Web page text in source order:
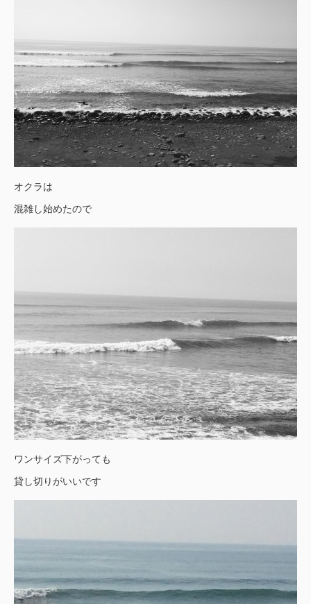
オクラは
混雑し始めたので
ワンサイズ下がっても
貸し切りがいいです